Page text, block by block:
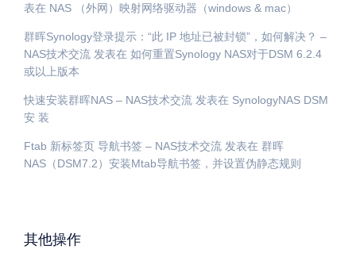
表在 NAS （外网）映射网络驱动器（windows & mac）
群晖Synology登录提示：“此 IP 地址已被封锁”，如何解决？ –
NAS技术交流 发表在 如何重置Synology NAS对于DSM 6.2.4
或以上版本
快速安装群晖NAS – NAS技术交流 发表在 SynologyNAS DSM
安 装
Ftab 新标签页 导航书签 – NAS技术交流 发表在 群晖
NAS（DSM7.2）安装Mtab导航书签，并设置伪静态规则
其他操作